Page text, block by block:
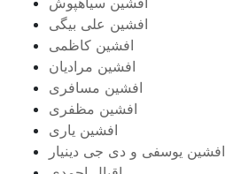
افشین علی بیگی
افشین کاظمی
افشین مرادیان
افشین مسافری
افشین مظفری
افشین یاری
افشین یوسفی و دی جی دینیار